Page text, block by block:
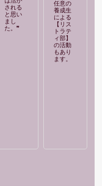
される
と思い
まし
た。❞
任意の
養成生
による
【リス
トラテ
ィ部】
の活動
もあり
ます。